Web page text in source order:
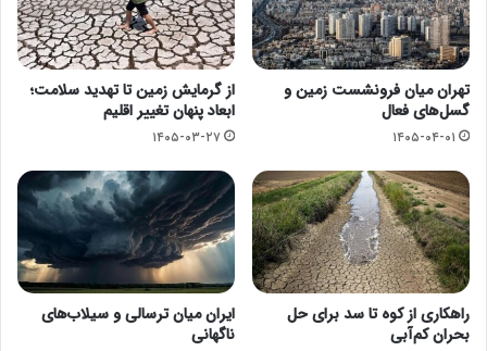
تهران میان فرونشست زمین و
گسل‌های فعال
۱۴۰۵-۰۴-۰۱
از گرمایش زمین تا تهدید سلامت؛
ابعاد پنهان تغییر اقلیم
۱۴۰۵-۰۳-۲۷
راهکاری از کوه تا سد برای حل
بحران کم‌آبی
ایران میان ترسالی و سیلاب‌های
ناگهانی